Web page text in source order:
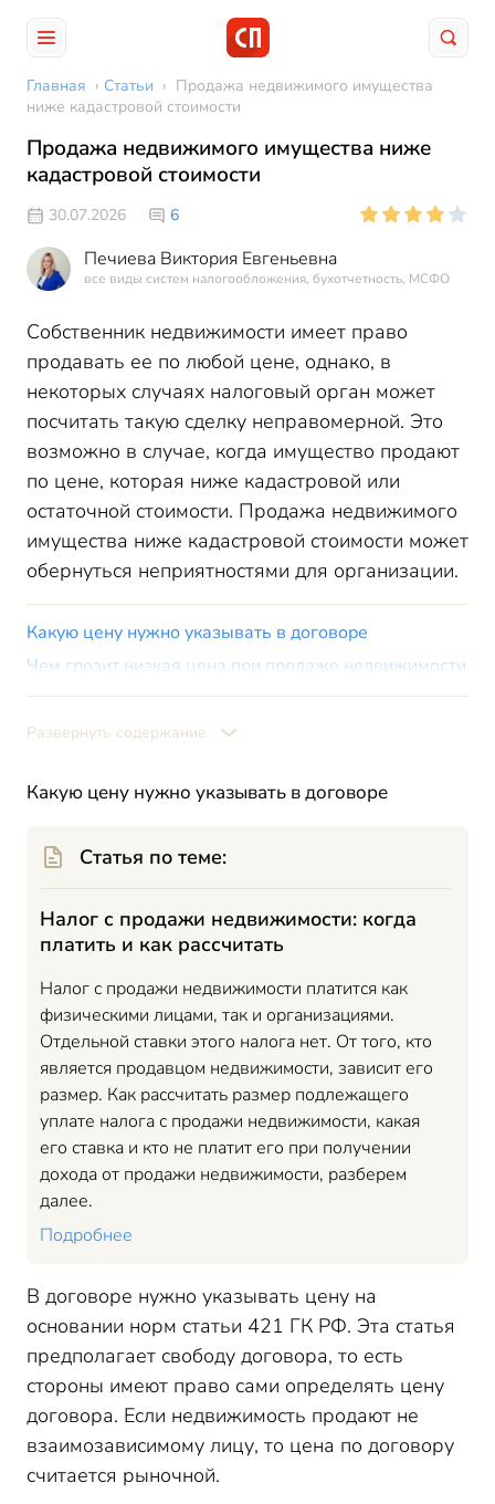
Главная › Статьи › Продажа недвижимого имущества
ниже кадастровой стоимости
Продажа недвижимого имущества ниже
кадастровой стоимости
30.07.2026 6
Печиева Виктория Евгеньевна
все виды систем налогообложения, бухотчетность, МСФО
Собственник недвижимости имеет право
продавать ее по любой цене, однако, в
некоторых случаях налоговый орган может
посчитать такую сделку неправомерной. Это
возможно в случае, когда имущество продают
по цене, которая ниже кадастровой или
остаточной стоимости. Продажа недвижимого
имущества ниже кадастровой стоимости может
обернуться неприятностями для организации.
Какую цену нужно указывать в договоре
Чем грозит низкая цена при продаже недвижимости
Как отразить в налоговом учете продажу
Развернуть содержание
Какую цену нужно указывать в договоре
Статья по теме:
Налог с продажи недвижимости: когда
платить и как рассчитать
Налог с продажи недвижимости платится как
физическими лицами, так и организациями.
Отдельной ставки этого налога нет. От того, кто
является продавцом недвижимости, зависит его
размер. Как рассчитать размер подлежащего
уплате налога с продажи недвижимости, какая
его ставка и кто не платит его при получении
дохода от продажи недвижимости, разберем
далее.
Подробнее
В договоре нужно указывать цену на
основании норм статьи 421 ГК РФ. Эта статья
предполагает свободу договора, то есть
стороны имеют право сами определять цену
договора. Если недвижимость продают не
взаимозависимому лицу, то цена по договору
считается рыночной.